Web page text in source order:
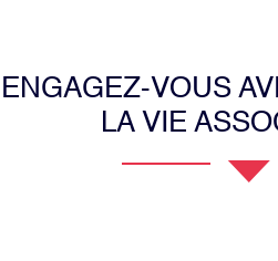
ENGAGEZ-VOUS
LA VIE